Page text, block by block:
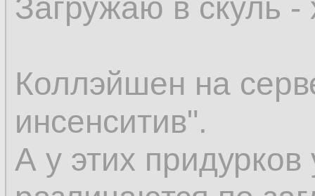
Загружаю в скуль -
Коллэйшен на
инсенситив".
А у этих